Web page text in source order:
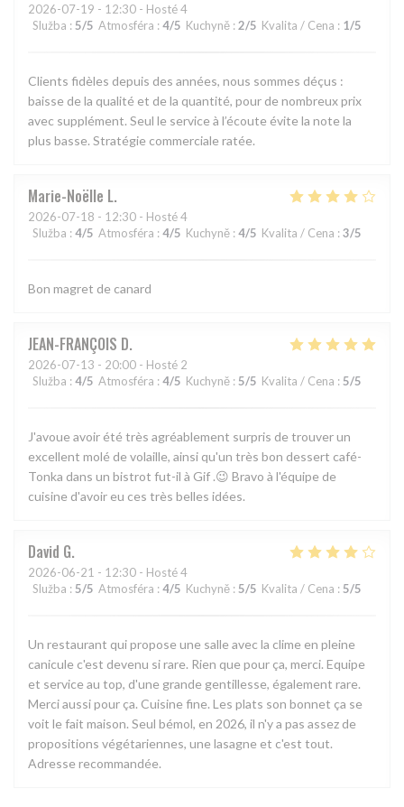
2026-07-19 - 12:30 - Hosté 4
Služba : 5/5 Atmosféra : 4/5 Kuchyně : 2/5 Kvalita / Cena : 1/5
Clients fidèles depuis des années, nous sommes déçus :
baisse de la qualité et de la quantité, pour de nombreux prix
avec supplément. Seul le service à l’écoute évite la note la
plus basse. Stratégie commerciale ratée.
Marie-Noëlle L
2026-07-18 - 12:30 - Hosté 4
Služba : 4/5 Atmosféra : 4/5 Kuchyně : 4/5 Kvalita / Cena : 3/5
Bon magret de canard
JEAN-FRANÇOIS D
2026-07-13 - 20:00 - Hosté 2
Služba : 4/5 Atmosféra : 4/5 Kuchyně : 5/5 Kvalita / Cena : 5/5
J'avoue avoir été très agréablement surpris de trouver un
excellent molé de volaille, ainsi qu'un très bon dessert café-
Tonka dans un bistrot fut-il à Gif .😉 Bravo à l'équipe de
cuisine d'avoir eu ces très belles idées.
David G
2026-06-21 - 12:30 - Hosté 4
Služba : 5/5 Atmosféra : 4/5 Kuchyně : 5/5 Kvalita / Cena : 5/5
Un restaurant qui propose une salle avec la clime en pleine
canicule c'est devenu si rare. Rien que pour ça, merci. Equipe
et service au top, d'une grande gentillesse, également rare.
Merci aussi pour ça. Cuisine fine. Les plats son bonnet ça se
voit le fait maison. Seul bémol, en 2026, il n'y a pas assez de
propositions végétariennes, une lasagne et c'est tout.
Adresse recommandée.